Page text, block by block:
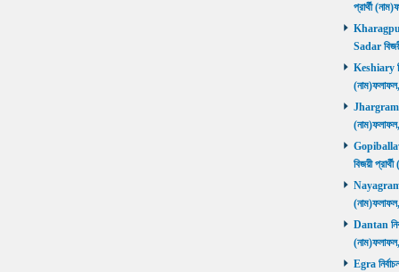
প্রার্থী
Kharagpur
Sadar
Keshiary
Jhargram
বিজয়ী
Nayagram
Dantan
Egra